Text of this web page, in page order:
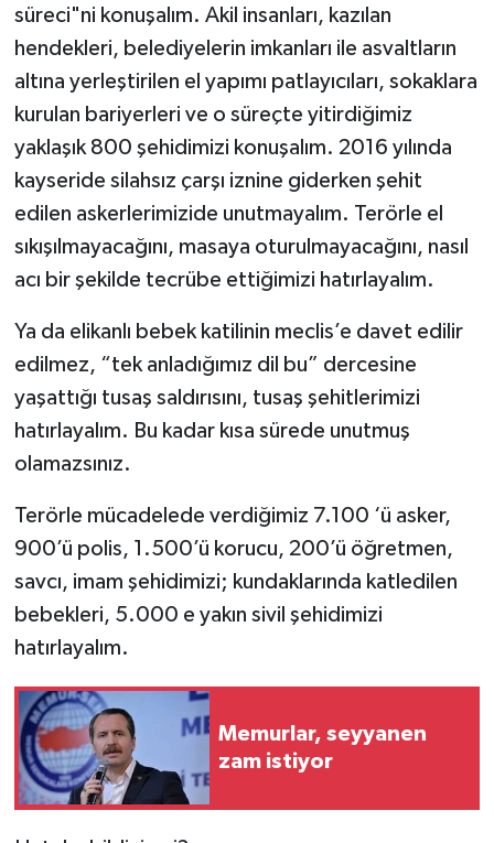
süreci"ni konuşalım. Akil insanları, kazılan
hendekleri, belediyelerin imkanları ile asvaltların
altına yerleştirilen el yapımı patlayıcıları, sokaklara
kurulan bariyerleri ve o süreçte yitirdiğimiz
yaklaşık 800 şehidimizi konuşalım. 2016 yılında
kayseride silahsız çarşı iznine giderken şehit
edilen askerlerimizide unutmayalım. Terörle el
sıkışılmayacağını, masaya oturulmayacağını, nasıl
acı bir şekilde tecrübe ettiğimizi hatırlayalım.
Ya da elikanlı bebek katilinin meclis’e davet edilir
edilmez, “tek anladığımız dil bu” dercesine
yaşattığı tusaş saldırısını, tusaş şehitlerimizi
hatırlayalım. Bu kadar kısa sürede unutmuş
olamazsınız.
Terörle mücadelede verdiğimiz 7.100 ‘ü asker,
900’ü polis, 1.500’ü korucu, 200’ü öğretmen,
savcı, imam şehidimizi; kundaklarında katledilen
bebekleri, 5.000 e yakın sivil şehidimizi
hatırlayalım.
Memurlar, seyyanen
zam istiyor